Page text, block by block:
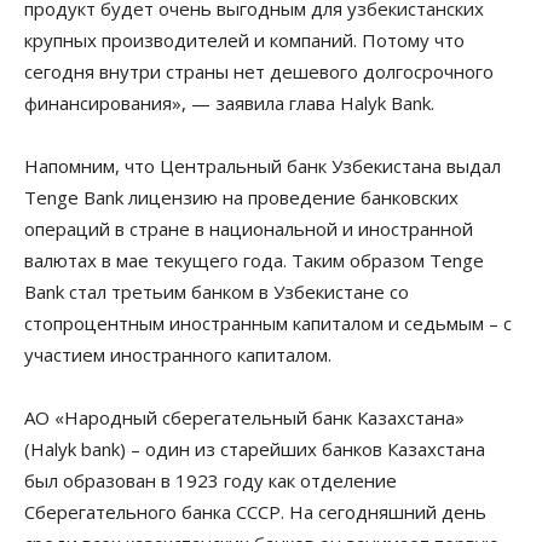
продукт будет очень выгодным для узбекистанских
крупных производителей и компаний. Потому что
сегодня внутри страны нет дешевого долгосрочного
финансирования», — заявила глава Halyk Bank.
Напомним, что Центральный банк Узбекистана выдал
Tenge Bank лицензию на проведение банковских
операций в стране в национальной и иностранной
валютах в мае текущего года. Таким образом Tenge
Bank стал третьим банком в Узбекистане со
стопроцентным иностранным капиталом и седьмым – с
участием иностранного капиталом.
АО «Народный сберегательный банк Казахстана»
(Halyk bank) – один из старейших банков Казахстана
был образован в 1923 году как отделение
Сберегательного банка СССР. На сегодняшний день